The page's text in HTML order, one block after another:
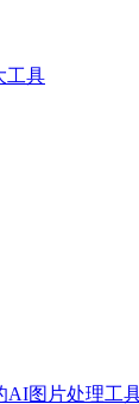
工具
AI图片处理工